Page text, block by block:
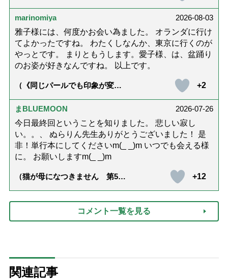
marinomiya
2026-08-03
雅子様には、何度かお会い為ました。 オランダに行け
てよかったですね。 わたくしなんか、東京に行くのが
やっとです。 まりともうします。愛子様、は、盆踊り
のお姿が好きなんですね。 以上です。
（《同じパールでも印象が変
の夏ネックレス」上品＆涼しげ
に見せる4つの法則）
+2
まBLUEMOON
2026-07-26
今日最終回ということを知りました。 悲しい寂し
い。。、 ぬらりん先生ありがとうございました！ 是
非！単行本にしてくださいm(_ _)m いつでも会える様
に。 お願いしますm(_ _)m
（猫が母になつきません 第500
+12
コメント一覧を見る
関連記事